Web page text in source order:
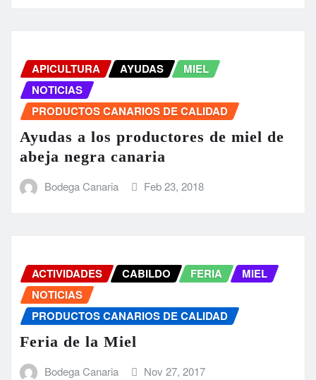
APICULTURA AYUDAS
MIEL
NOTICIAS
PRODUCTOS CANARIOS DE CALIDAD
Ayudas a los productores de miel de
abeja negra canaria
Bodega Canaria Feb 23, 2018
ACTIVIDADES CABILDO FERIA
MIEL
NOTICIAS
PRODUCTOS CANARIOS DE CALIDAD
Feria de la Miel
Bodega Canaria Nov 27, 2017